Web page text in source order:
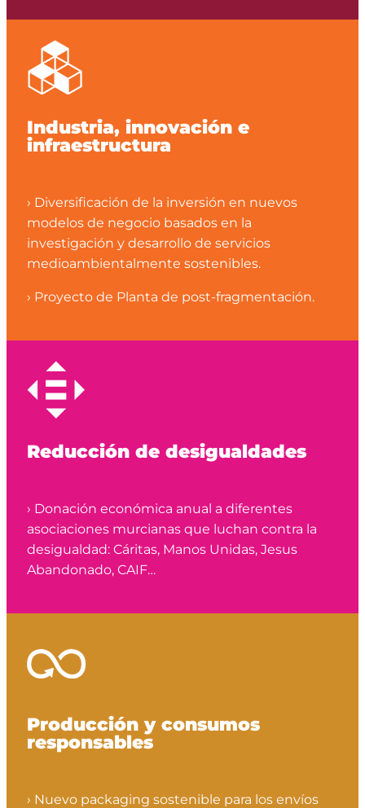
Industria, innovación e
infraestructura
› Diversificación de la inversión en nuevos
modelos de negocio basados en la
investigación y desarrollo de servicios
medioambientalmente sostenibles.
› Proyecto de Planta de post-fragmentación.
Reducción de desigualdades
› Donación económica anual a diferentes
asociaciones murcianas que luchan contra la
desigualdad: Cáritas, Manos Unidas, Jesus
Abandonado, CAIF…
Producción y consumos
responsables
› Nuevo packaging sostenible para los envíos